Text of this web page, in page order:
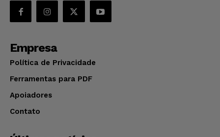
Empresa
Política de Privacidade
Ferramentas para PDF
Apoiadores
Contato